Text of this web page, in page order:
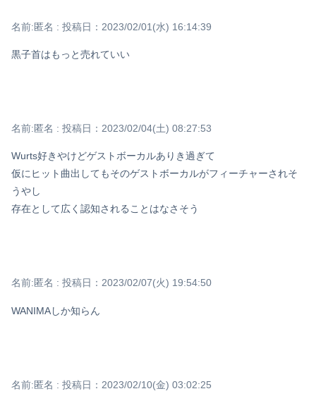
名前:匿名 : 投稿日：2023/02/01(水) 16:14:39
黒子首はもっと売れていい
名前:匿名 : 投稿日：2023/02/04(土) 08:27:53
Wurts好きやけどゲストボーカルありき過ぎて
仮にヒット曲出してもそのゲストボーカルがフィーチャーされそ
うやし
存在として広く認知されることはなさそう
名前:匿名 : 投稿日：2023/02/07(火) 19:54:50
WANIMAしか知らん
名前:匿名 : 投稿日：2023/02/10(金) 03:02:25